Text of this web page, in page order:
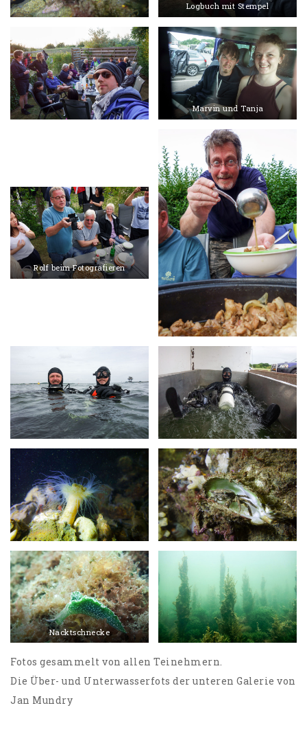
Logbuch mit Stempel
Marvin und Tanja
Rolf beim Fotografieren
Nacktschnecke
Fotos gesammelt von allen Teinehmern.
Die Über- und Unterwasserfots der unteren Galerie von
Jan Mundry